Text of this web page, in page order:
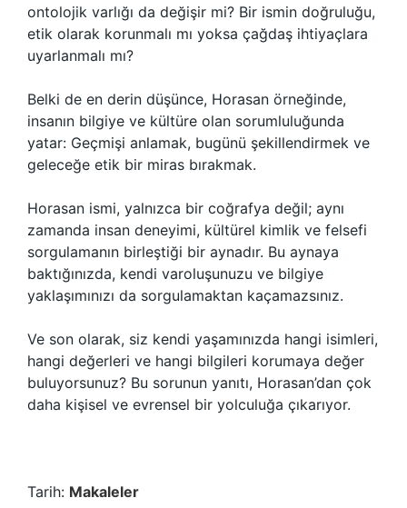
ontolojik varlığı da değişir mi? Bir ismin doğruluğu,
etik olarak korunmalı mı yoksa çağdaş ihtiyaçlara
uyarlanmalı mı?
Belki de en derin düşünce, Horasan örneğinde,
insanın bilgiye ve kültüre olan sorumluluğunda
yatar: Geçmişi anlamak, bugünü şekillendirmek ve
geleceğe etik bir miras bırakmak.
Horasan ismi, yalnızca bir coğrafya değil; aynı
zamanda insan deneyimi, kültürel kimlik ve felsefi
sorgulamanın birleştiği bir aynadır. Bu aynaya
baktığınızda, kendi varoluşunuzu ve bilgiye
yaklaşımınızı da sorgulamaktan kaçamazsınız.
Ve son olarak, siz kendi yaşamınızda hangi isimleri,
hangi değerleri ve hangi bilgileri korumaya değer
buluyorsunuz? Bu sorunun yanıtı, Horasan’dan çok
daha kişisel ve evrensel bir yolculuğa çıkarıyor.
Tarih: Makaleler